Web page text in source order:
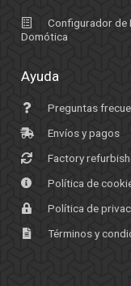
Configurador de
Domótica
Ayuda
Preguntas
Envíos y pagos
Factory
Política de
Política de
Términos y